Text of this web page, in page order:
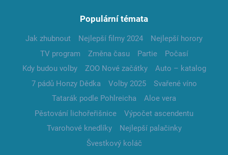
Populární témata
Jak zhubnout Nejlepší filmy 2024
Nejlepší horory
TV program
Změna času Partie
Počasí
Kdy budou volby
ZOO Nové začátky
Auto – katalog
7 pádů Honzy Dědka
Volby 2025
Svařené víno
Tatarák podle Pohlreicha
Aloe vera
Pěstování lichořeřišnice
Výpočet ascendentu
Tvarohové knedlíky
Nejlepší palačinky
Švestkový koláč